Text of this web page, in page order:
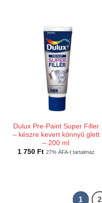
Dulux Pre-Paint Super Filler
– készre kevert könnyű glett
– 200 ml
1 750 Ft 27% ÁFA-t tartalmaz
1 2